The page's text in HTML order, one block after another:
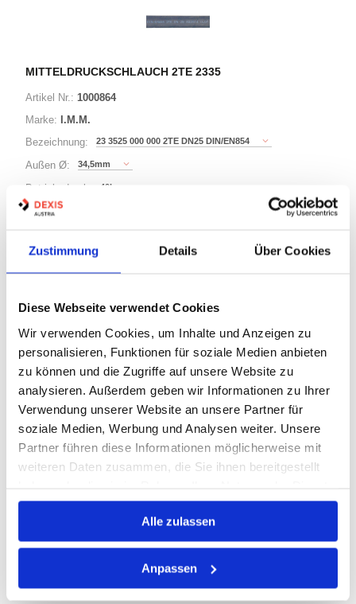
Zustimmung Details Über Cookies
Diese Webseite verwendet Cookies
Wir verwenden Cookies, um Inhalte und Anzeigen zu
personalisieren, Funktionen für soziale Medien anbieten
zu können und die Zugriffe auf unsere Website zu
analysieren. Außerdem geben wir Informationen zu Ihrer
Verwendung unserer Website an unsere Partner für
soziale Medien, Werbung und Analysen weiter. Unsere
Partner führen diese Informationen möglicherweise mit
weiteren Daten zusammen, die Sie ihnen bereitgestellt
gesammelt haben.
Alle zulassen
Anpassen
MITTELDRUCKSCHLAUCH 2TE 2335
Artikel Nr.: 1000864
Marke: I.M.M.
Bezeichnung:
23 3525 000 000 2TE DN25 DIN/EN854
Außen Ø: 34,5mm
Betriebsdruck: 40bar
Biegeradius:
LFM
Auf Lager
Lager anzeigen
Print
PRODUKTBESCHREIBUNG